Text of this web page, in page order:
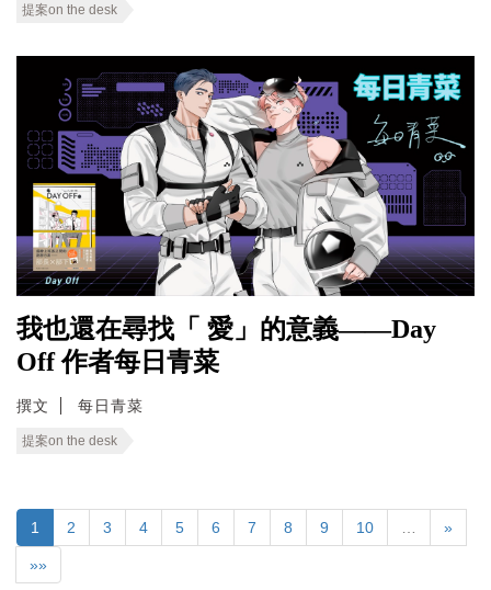
提案on the desk
我也還在尋找「 愛」的意義——Day
Off 作者每日青菜
撰文 每日青菜
提案on the desk
1 2 3 4 5 6 7 8 9 10 »
»»